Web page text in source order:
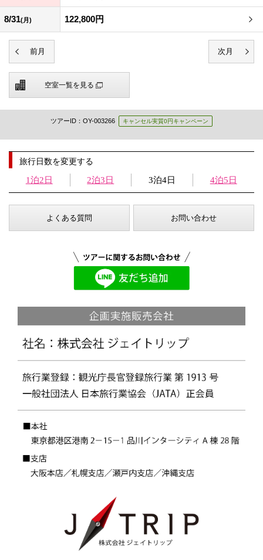
8/31(月) 122,800円
空室一覧を見る
ツアーID：OY-003266 キャンセル実質0円キャンペーン
旅行日数を変更する
1泊2日 2泊3日 3泊4日 4泊5日
よくある質問 お問い合わせ